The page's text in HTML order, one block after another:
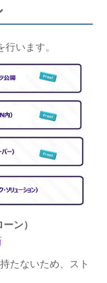
います。
ン）
たないため、スト